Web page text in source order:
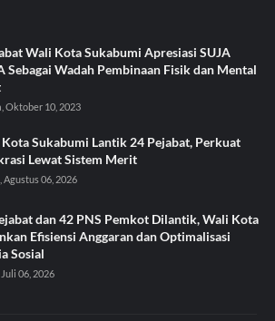
Wali Kota Sukabumi Apresiasi SUJA
Sebagai Wadah Pembinaan Fisik dan Mental
Oktober 10, 2023
Sukabumi Lantik 24 Pejabat, Perkuat
Lewat Sistem Merit
Agustus 06, 2026
dan 42 PNS Pemkot Dilantik, Wali Kota
Efisiensi Anggaran dan Optimalisasi
Sosial
06, 2026